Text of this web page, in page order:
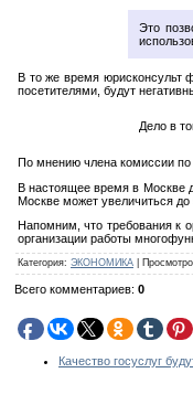
Это
В то же время юрисконсульт
посетителями, будут
Дело в
По мнению члена комиссии по
В настоящее время в Москве
Москве может увеличиться до
Напомним, что требования к
организации работы
Категория: ЭКОНОМИКА
Всего комментариев: 0
Качество госуслуг